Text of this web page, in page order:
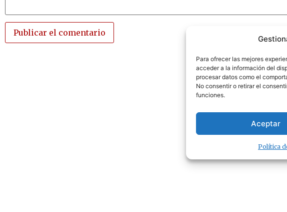
Para ofrecer las mejores
acceder a la información del
procesar datos como el
No consentir o retirar el
funciones.
Aceptar
Política